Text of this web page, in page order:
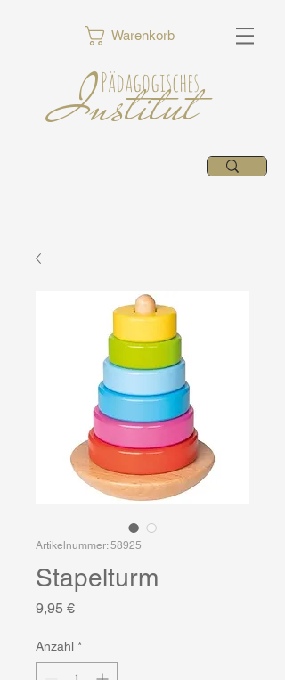
Warenkorb
Pädagogisches
Institut
Artikelnummer: 58925
Stapelturm
9,95 €Preis
Anzahl *